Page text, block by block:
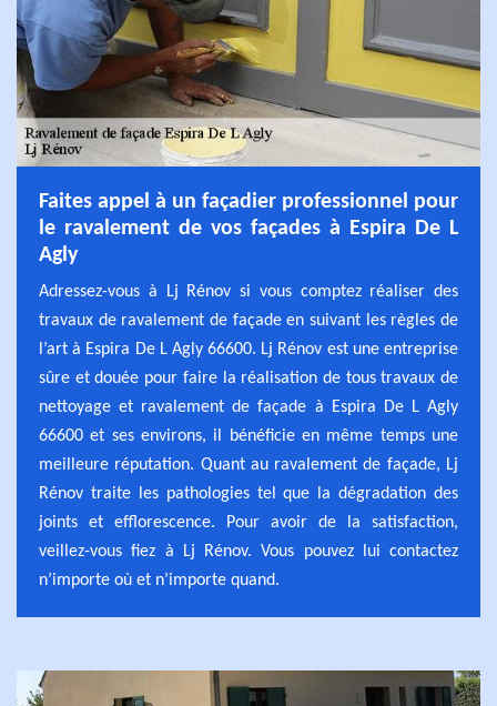
Faites appel à un façadier professionnel pour
le ravalement de vos façades à Espira De L
Agly
Adressez-vous à Lj Rénov si vous comptez réaliser des
travaux de ravalement de façade en suivant les règles de
l’art à Espira De L Agly 66600. Lj Rénov est une entreprise
sûre et douée pour faire la réalisation de tous travaux de
nettoyage et ravalement de façade à Espira De L Agly
66600 et ses environs, il bénéficie en même temps une
meilleure réputation. Quant au ravalement de façade, Lj
Rénov traite les pathologies tel que la dégradation des
joints et efflorescence. Pour avoir de la satisfaction,
veillez-vous fiez à Lj Rénov. Vous pouvez lui contactez
n’importe où et n’importe quand.